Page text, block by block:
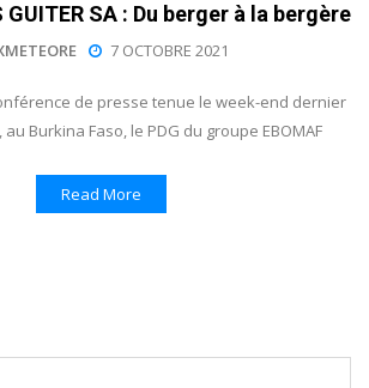
GUITER SA : Du berger à la bergère
7 OCTOBRE 2021
de presse tenue le week-end dernier
Burkina Faso, le PDG du groupe EBOMAF
Read More